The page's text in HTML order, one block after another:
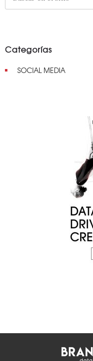
Categorías
SOCIAL MEDIA